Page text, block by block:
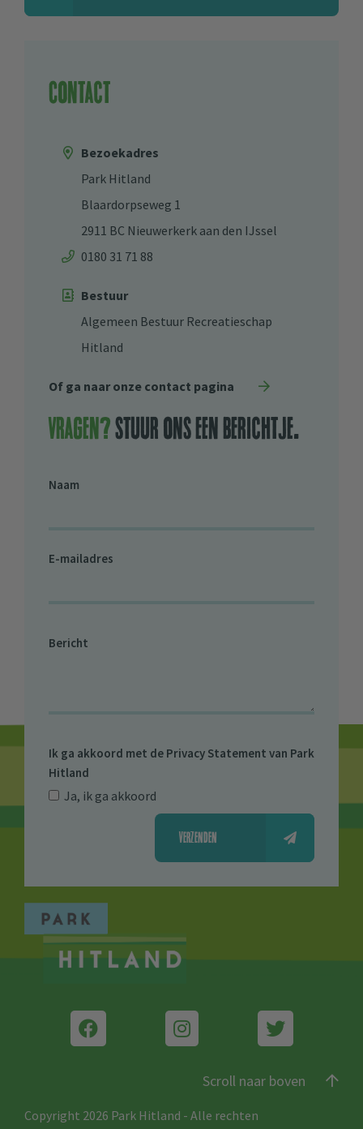
Contact
Bezoekadres
Park Hitland
Blaardorpseweg 1
2911 BC Nieuwerkerk aan den IJssel
0180 31 71 88
Bestuur
Algemeen Bestuur Recreatieschap
Hitland
Of ga naar onze contact pagina
Vragen?stuur ons een berichtje.
Naam
E-mailadres
Bericht
Ik ga akkoord met de Privacy Statement van Park
Hitland
Ja, ik ga akkoord
VERZENDEN
Scroll naar boven
Copyright 2026 Park Hitland - Alle rechten